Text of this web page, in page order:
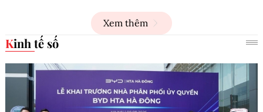
Xem thêm
Kinh tế số